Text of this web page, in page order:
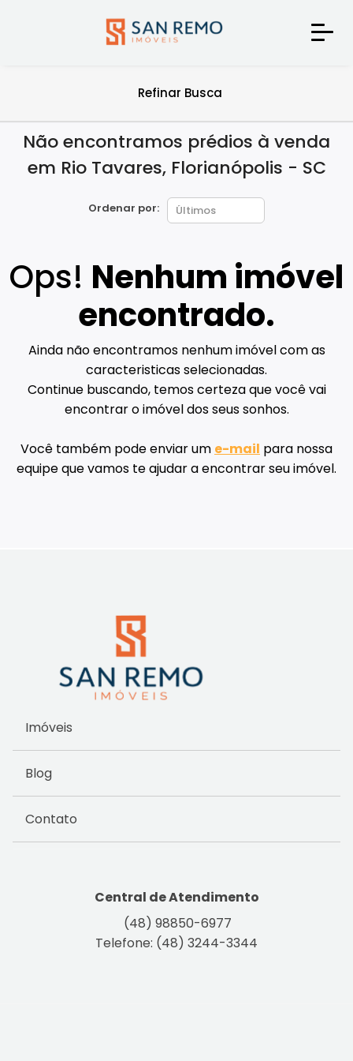
Refinar Busca
Não encontramos prédios à venda
em Rio Tavares, Florianópolis - SC
Ordenar por:
Ops! Nenhum imóvel
encontrado.
Ainda não encontramos nenhum imóvel com as
caracteristicas selecionadas.
Continue buscando, temos certeza que você vai
encontrar o imóvel dos seus sonhos.
Você também pode enviar um e-mail para nossa
equipe que vamos te ajudar a encontrar seu imóvel.
Imóveis
Blog
Contato
Central de Atendimento
(48) 98850-6977
Telefone: (48) 3244-3344